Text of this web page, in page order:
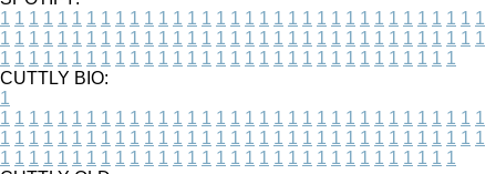
1 1 1 1 1 1 1 1 1 1 1 1 1 1 1 1 1 1 1 1 1 1 1 1 1 1 1 1 1 1 1 1 1 1
1 1 1 1 1 1 1 1 1 1 1 1 1 1 1 1 1 1 1 1 1 1 1 1 1 1 1 1 1 1 1 1 1 1
1 1 1 1 1 1 1 1 1 1 1 1 1 1 1 1 1 1 1 1 1 1 1 1 1 1 1 1 1 1 1 1
CUTTLY BIO:
1
1 1 1 1 1 1 1 1 1 1 1 1 1 1 1 1 1 1 1 1 1 1 1 1 1 1 1 1 1 1 1 1 1 1
1 1 1 1 1 1 1 1 1 1 1 1 1 1 1 1 1 1 1 1 1 1 1 1 1 1 1 1 1 1 1 1 1 1
1 1 1 1 1 1 1 1 1 1 1 1 1 1 1 1 1 1 1 1 1 1 1 1 1 1 1 1 1 1 1 1